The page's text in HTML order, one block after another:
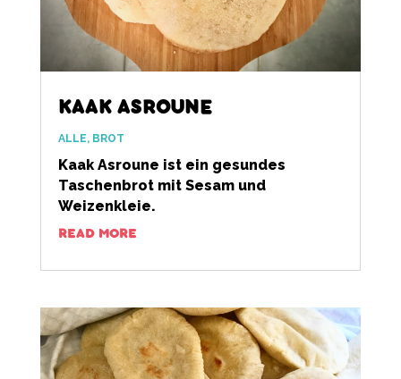
KAAK ASROUNE
ALLE, BROT
Kaak Asroune ist ein gesundes
Taschenbrot mit Sesam und
Weizenkleie.
READ MORE